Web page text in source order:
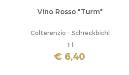
Vino Rosso "Turm"
Colterenzio - Schreckbichl
1 l
€ 6,40